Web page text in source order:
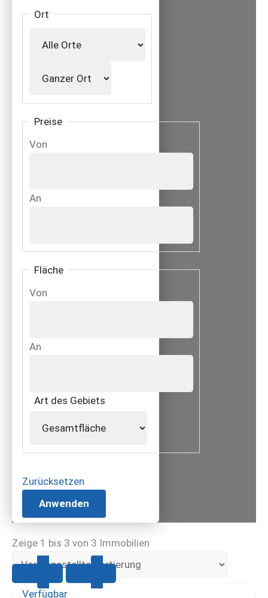
Ort
Preise
Von
An
Fläche
Von
An
Art des Gebiets
Zurücksetzen
Anwenden
Zeige 1 bis 3 von 3 Immobilien
Verfügbar